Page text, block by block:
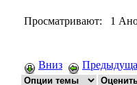
Просматривают: 1
Вниз